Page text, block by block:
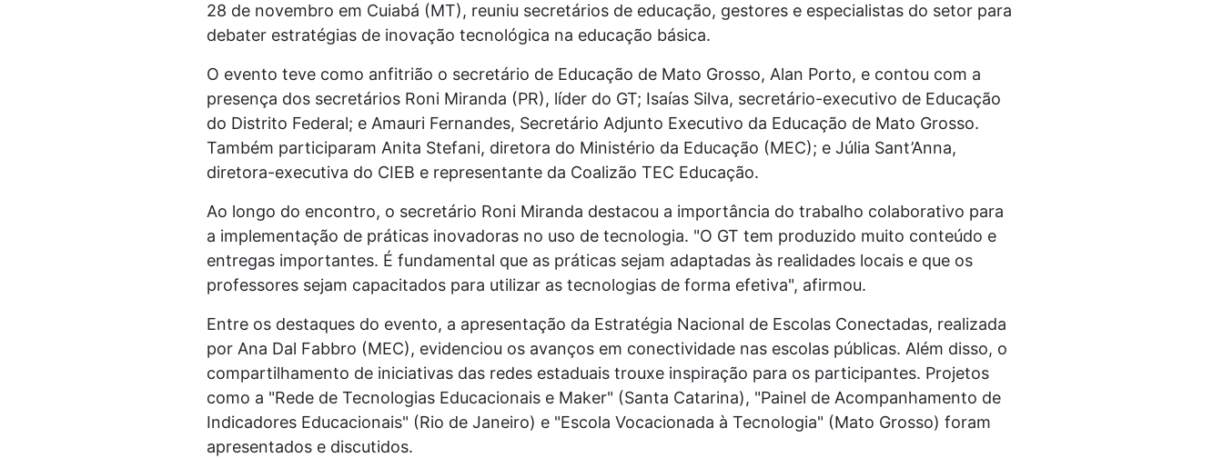
28 de novembro em Cuiabá (MT), reuniu secretários de educação, gestores e especialistas do setor para
debater estratégias de inovação tecnológica na educação básica.
O evento teve como anfitrião o secretário de Educação de Mato Grosso, Alan Porto, e contou com a
presença dos secretários Roni Miranda (PR), líder do GT; Isaías Silva, secretário-executivo de Educação
do Distrito Federal; e Amauri Fernandes, Secretário Adjunto Executivo da Educação de Mato Grosso.
Também participaram Anita Stefani, diretora do Ministério da Educação (MEC); e Júlia Sant’Anna,
diretora-executiva do CIEB e representante da Coalizão TEC Educação.
Ao longo do encontro, o secretário Roni Miranda destacou a importância do trabalho colaborativo para
a implementação de práticas inovadoras no uso de tecnologia. "O GT tem produzido muito conteúdo e
entregas importantes. É fundamental que as práticas sejam adaptadas às realidades locais e que os
professores sejam capacitados para utilizar as tecnologias de forma efetiva", afirmou.
Entre os destaques do evento, a apresentação da Estratégia Nacional de Escolas Conectadas, realizada
por Ana Dal Fabbro (MEC), evidenciou os avanços em conectividade nas escolas públicas. Além disso, o
compartilhamento de iniciativas das redes estaduais trouxe inspiração para os participantes. Projetos
como a "Rede de Tecnologias Educacionais e Maker" (Santa Catarina), "Painel de Acompanhamento de
Indicadores Educacionais" (Rio de Janeiro) e "Escola Vocacionada à Tecnologia" (Mato Grosso) foram
apresentados e discutidos.